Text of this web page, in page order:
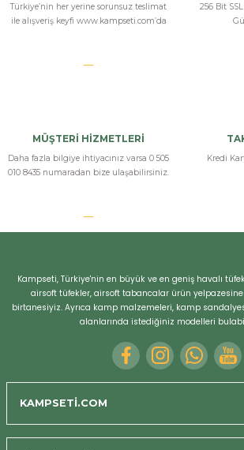
Türkiye’nin her yerine sorunsuz teslimat
ile alışveriş keyfi www.kampseti.com’da
256 Bit
MÜŞTERİ HİZMETLERİ
Daha fazla bilgiye ihtiyacınız varsa 0 505
010 8435 numaradan bize ulaşabilirsiniz.
Kredi
Kampseti, Türkiye'nin en büyük ve en geniş havalı
airsoft tüfekler, airsoft tabancalar ürün
birtanesiyiz. Ayrıca kamp malzemeleri, kamp
alanlarında istediğiniz modelleri
KAMPSETİ.COM